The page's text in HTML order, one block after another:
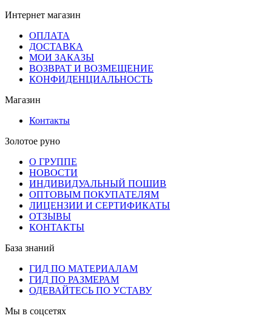
Интернет магазин
ОПЛАТА
ДОСТАВКА
МОИ ЗАКАЗЫ
ВОЗВРАТ И ВОЗМЕЩЕНИЕ
КОНФИДЕНЦИАЛЬНОСТЬ
Магазин
Контакты
Золотое руно
О ГРУППЕ
НОВОСТИ
ИНДИВИДУАЛЬНЫЙ ПОШИВ
ОПТОВЫМ ПОКУПАТЕЛЯМ
ЛИЦЕНЗИИ И СЕРТИФИКАТЫ
ОТЗЫВЫ
КОНТАКТЫ
База знаний
ГИД ПО МАТЕРИАЛАМ
ГИД ПО РАЗМЕРАМ
ОДЕВАЙТЕСЬ ПО УСТАВУ
Мы в соцсетях